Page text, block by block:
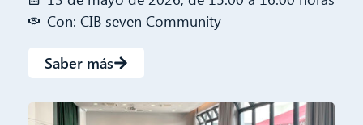
Con: CIB seven Community
Saber más